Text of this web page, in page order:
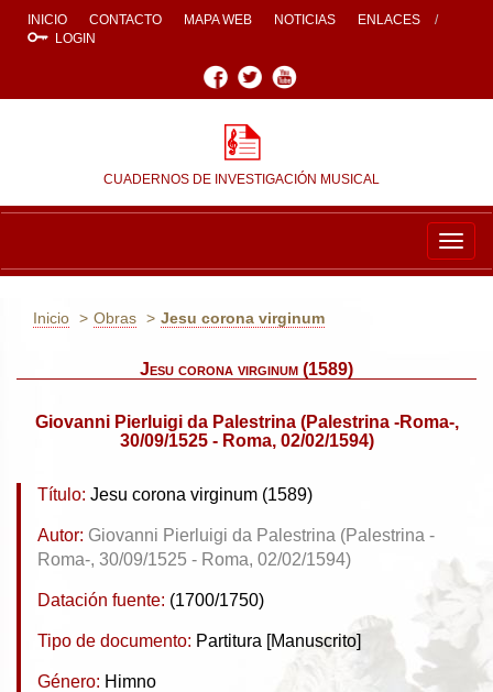
INICIO CONTACTO MAPA WEB NOTICIAS
ENLACES
LOGIN
Facebook
TwitterYoutube
CUADERNOS DE INVESTIGACIÓN MUSICAL
Inicio Obras Jesu corona virginum
Jesu corona virginum (1589)
Giovanni Pierluigi da Palestrina (Palestrina -Roma-,
30/09/1525 - Roma, 02/02/1594)
Título: Jesu corona virginum (1589)
Autor: Giovanni Pierluigi da Palestrina (Palestrina -
Roma-, 30/09/1525 - Roma, 02/02/1594)
Datación fuente: (1700/1750)
Tipo de documento: Partitura [Manuscrito]
Género: Himno